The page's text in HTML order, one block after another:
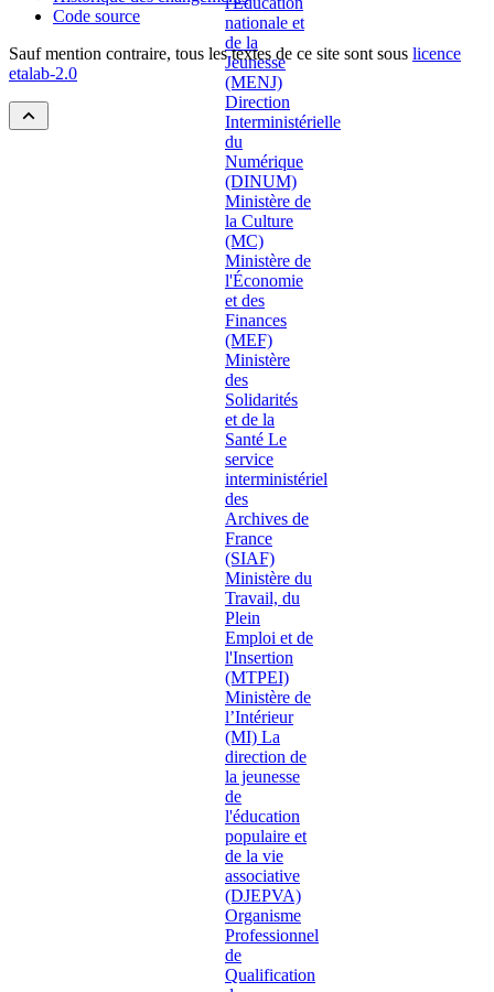
Code source
Sauf mention contraire, tous les textes de ce site sont sous licence
etalab-2.0